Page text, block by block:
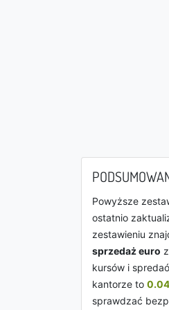
Powyższe
ostatnio
zestawieniu
sprzedaż euro
kursów i
kantorze to 0.04
sprawdzać